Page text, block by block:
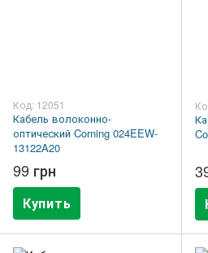
Код: 12051
Кабель волоконно-
оптический Corning 024EEW-
13122A20
99 грн
Купить